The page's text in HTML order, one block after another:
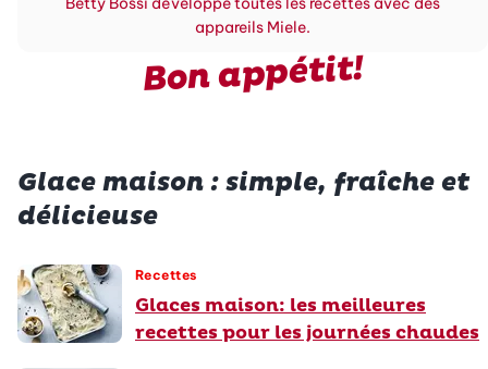
appareils Miele.
Bon appétit!
Glace maison : simple, fraîche et
délicieuse
Recettes
Glaces maison: les meilleures
recettes pour les journées chaudes